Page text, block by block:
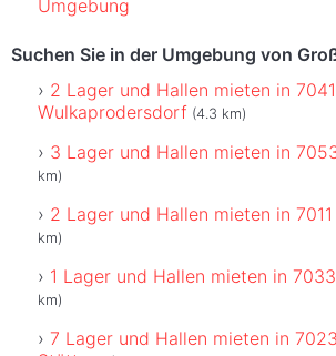
Umgebung
Suchen Sie in der Umgebung von
2 Lager und Hallen mieten in 7041
Wulkaprodersdorf (4.3 km)
3 Lager und Hallen mieten in
km)
2 Lager und Hallen mieten in
km)
1 Lager und Hallen mieten in
km)
7 Lager und Hallen mieten in